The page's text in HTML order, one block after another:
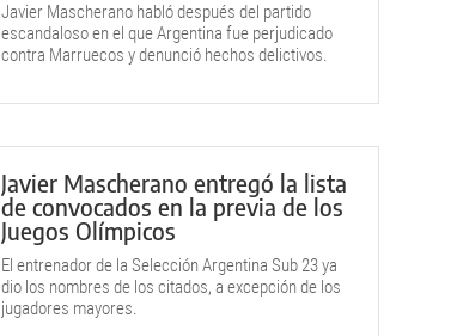
Javier Mascherano habló después del partido
escandaloso en el que Argentina fue perjudicado
contra Marruecos y denunció hechos delictivos.
Javier Mascherano entregó la lista
de convocados en la previa de los
Juegos Olímpicos
El entrenador de la Selección Argentina Sub 23 ya
dio los nombres de los citados, a excepción de los
jugadores mayores.